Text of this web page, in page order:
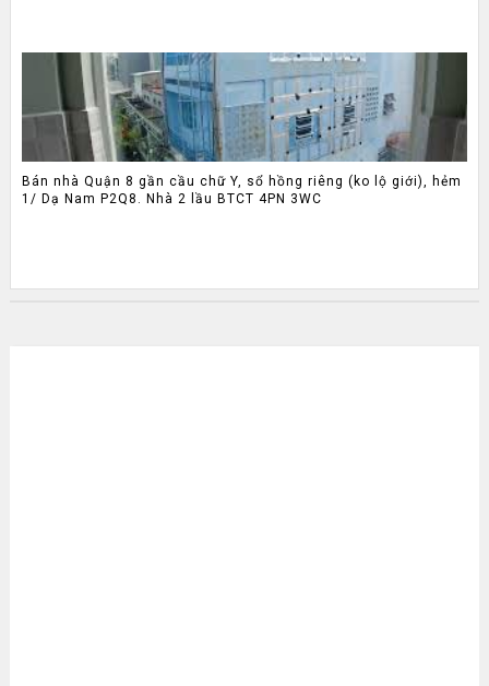
Bán nhà Quận 8 gần cầu chữ Y, sổ hồng riêng (ko lộ giới), hẻm
1/ Dạ Nam P2Q8. Nhà 2 lầu BTCT 4PN 3WC